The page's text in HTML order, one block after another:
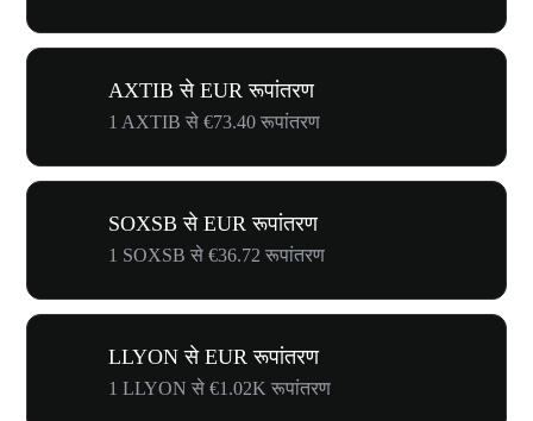
AXTIB से EUR रूपांतरण
1 AXTIB से €73.40 रूपांतरण
SOXSB से EUR रूपांतरण
1 SOXSB से €36.72 रूपांतरण
LLYON से EUR रूपांतरण
1 LLYON से €1.02K रूपांतरण